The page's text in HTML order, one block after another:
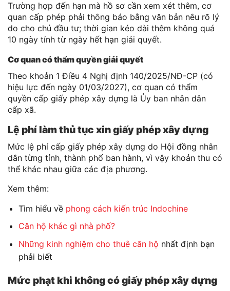
Trường hợp đến hạn mà hồ sơ cần xem xét thêm, cơ
quan cấp phép phải thông báo bằng văn bản nêu rõ lý
do cho chủ đầu tư; thời gian kéo dài thêm không quá
10 ngày tính từ ngày hết hạn giải quyết.
Cơ quan có thẩm quyền giải quyết
Theo khoản 1 Điều 4 Nghị định 140/2025/NĐ-CP (có
hiệu lực đến ngày 01/03/2027), cơ quan có thẩm
quyền cấp giấy phép xây dựng là Ủy ban nhân dân
cấp xã.
Lệ phí làm thủ tục xin giấy phép xây dựng
Mức lệ phí cấp giấy phép xây dựng do Hội đồng nhân
dân từng tỉnh, thành phố ban hành, vì vậy khoản thu có
thể khác nhau giữa các địa phương.
Xem thêm:
Tìm hiểu về phong cách kiến trúc Indochine
Căn hộ khác gì nhà phố?
Những kinh nghiệm cho thuê căn hộ nhất định bạn
phải biết
Mức phạt khi không có giấy phép xây dựng